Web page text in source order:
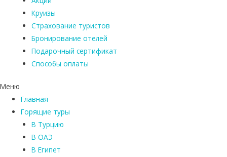
Круизы
Страхование туристов
Бронирование отелей
Подарочный сертификат
Способы оплаты
Меню
Главная
Горящие туры
В Турцию
В ОАЭ
В Египет